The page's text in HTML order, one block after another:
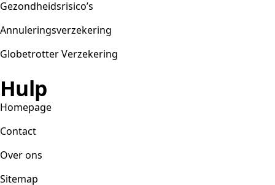
Gezondheidsrisico’s
Annuleringsverzekering
Globetrotter Verzekering
Hulp
Homepage
Contact
Over ons
Sitemap